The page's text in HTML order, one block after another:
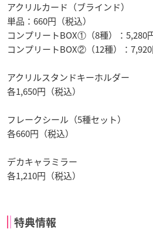
アクリルカード（ブラインド）
単品：660円（税込）
コンプリートBOX①（8種）：5,280
コンプリートBOX②（12種）：7,920
アクリルスタンドキーホルダー
各1,650円（税込）
フレークシール（5種セット）
各660円（税込）
デカキャラミラー
各1,210円（税込）
特典情報